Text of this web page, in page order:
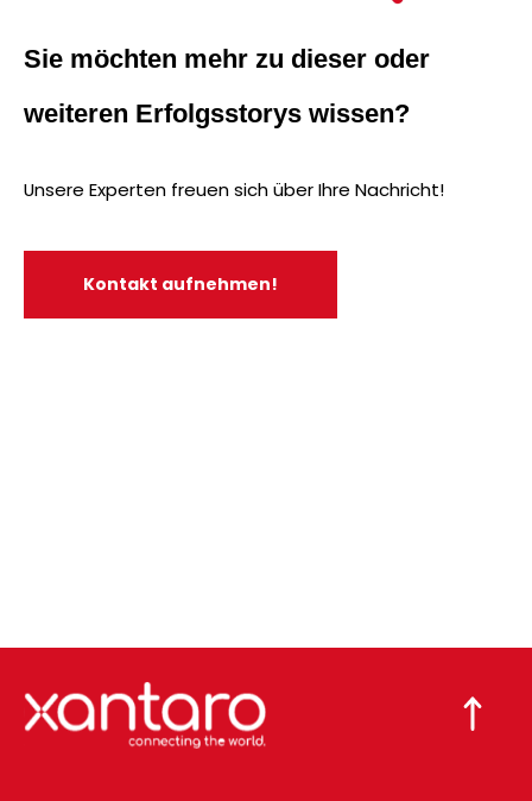
Sie möchten mehr zu dieser oder
weiteren Erfolgsstorys wissen?
Unsere Experten freuen sich über Ihre Nachricht!
Kontakt aufnehmen!